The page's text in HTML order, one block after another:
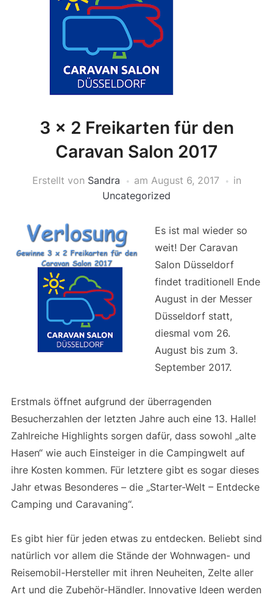
3 x 2 Freikarten für den
Caravan Salon 2017
Erstellt von Sandra am August 6, 2017
in
Uncategorized
Es ist mal wieder so
weit! Der Caravan
Salon Düsseldorf
findet traditionell Ende
August in der Messer
Düsseldorf statt,
diesmal vom 26.
August bis zum 3.
September 2017.
Erstmals öffnet aufgrund der überragenden
Besucherzahlen der letzten Jahre auch eine 13. Halle!
Zahlreiche Highlights sorgen dafür, dass sowohl „alte
Hasen“ wie auch Einsteiger in die Campingwelt auf
ihre Kosten kommen. Für letztere gibt es sogar dieses
Jahr etwas Besonderes – die „Starter-Welt – Entdecke
Camping und Caravaning“.
Es gibt hier für jeden etwas zu entdecken. Beliebt sind
natürlich vor allem die Stände der Wohnwagen- und
Reisemobil-Hersteller mit ihren Neuheiten, Zelte aller
Art und die Zubehör-Händler. Innovative Ideen werden